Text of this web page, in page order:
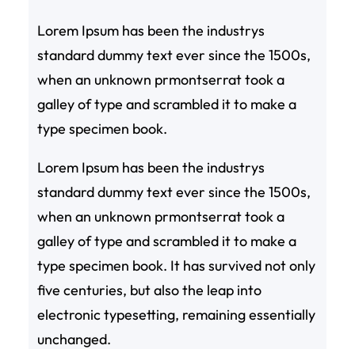
Lorem Ipsum has been the industrys
standard dummy text ever since the 1500s,
when an unknown prmontserrat took a
galley of type and scrambled it to make a
type specimen book.
Lorem Ipsum has been the industrys
standard dummy text ever since the 1500s,
when an unknown prmontserrat took a
galley of type and scrambled it to make a
type specimen book. It has survived not only
five centuries, but also the leap into
electronic typesetting, remaining essentially
unchanged.